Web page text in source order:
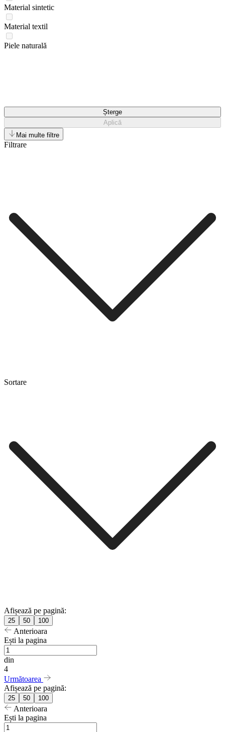
Material sintetic
Material textil
Piele naturală
Șterge
Aplică
Mai multe filtre
Filtrare
Sortare
Afișează pe pagină:
25 50 100
Anterioara
Ești la pagina
din
4
Următoarea
Afișează pe pagină:
25 50 100
Anterioara
Ești la pagina